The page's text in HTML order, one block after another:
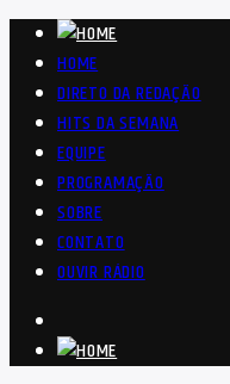
HOME
DIRETO DA REDAÇÃO
HITS DA SEMANA
EQUIPE
PROGRAMAÇÃO
SOBRE
CONTATO
OUVIR RÁDIO